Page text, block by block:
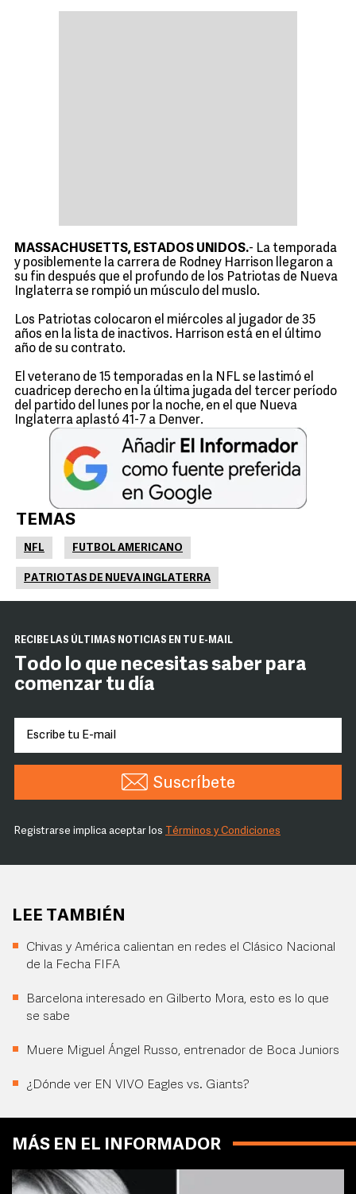
MASSACHUSETTS, ESTADOS UNIDOS.- La temporada
y posiblemente la carrera de Rodney Harrison llegaron a
su fin después que el profundo de los Patriotas de Nueva
Inglaterra se rompió un músculo del muslo.
Los Patriotas colocaron el miércoles al jugador de 35
años en la lista de inactivos. Harrison está en el último
año de su contrato.
El veterano de 15 temporadas en la NFL se lastimó el
cuadricep derecho en la última jugada del tercer período
del partido del lunes por la noche, en el que Nueva
Inglaterra aplastó 41-7 a Denver.
TEMAS
NFL FUTBOL AMERICANO
PATRIOTAS DE NUEVA INGLATERRA
RECIBE LAS ÚLTIMAS NOTICIAS EN TU E-MAIL
Todo lo que necesitas saber para
comenzar tu día
Suscríbete
Registrarse implica aceptar los Términos y Condiciones
LEE TAMBIÉN
Chivas y América calientan en redes el Clásico Nacional
de la Fecha FIFA
Barcelona interesado en Gilberto Mora, esto es lo que
se sabe
Muere Miguel Ángel Russo, entrenador de Boca Juniors
¿Dónde ver EN VIVO Eagles vs. Giants?
MÁS EN EL INFORMADOR